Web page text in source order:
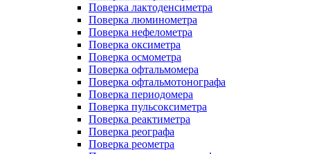
Поверка лактоденсиметра
Поверка люминометра
Поверка нефелометра
Поверка оксиметра
Поверка осмометра
Поверка офтальмомера
Поверка офтальмотонографа
Поверка периодомера
Поверка пульсоксиметра
Поверка реактиметра
Поверка реографа
Поверка реометра